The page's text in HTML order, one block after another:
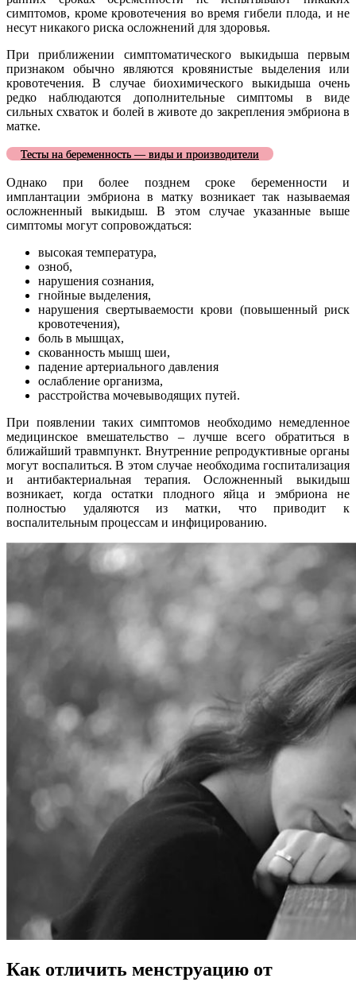
симптомов, кроме кровотечения во время гибели плода, и не
несут никакого риска осложнений для здоровья.
При приближении симптоматического выкидыша первым
признаком обычно являются кровянистые выделения или
кровотечения. В случае биохимического выкидыша очень
редко наблюдаются дополнительные симптомы в виде
сильных схваток и болей в животе до закрепления эмбриона в
матке.
Тесты на беременность — виды и производители
Однако при более позднем сроке беременности и
имплантации эмбриона в матку возникает так называемая
осложненный выкидыш. В этом случае указанные выше
симптомы могут сопровождаться:
высокая температура,
озноб,
нарушения сознания,
гнойные выделения,
нарушения свертываемости крови (повышенный риск
кровотечения),
боль в мышцах,
скованность мышц шеи,
падение артериального давления
ослабление организма,
расстройства мочевыводящих путей.
При появлении таких симптомов необходимо немедленное
медицинское вмешательство – лучше всего обратиться в
ближайший травмпункт. Внутренние репродуктивные органы
могут воспалиться. В этом случае необходима госпитализация
и антибактериальная терапия. Осложненный выкидыш
возникает, когда остатки плодного яйца и эмбриона не
полностью удаляются из матки, что приводит к
воспалительным процессам и инфицированию.
Как отличить менструацию от